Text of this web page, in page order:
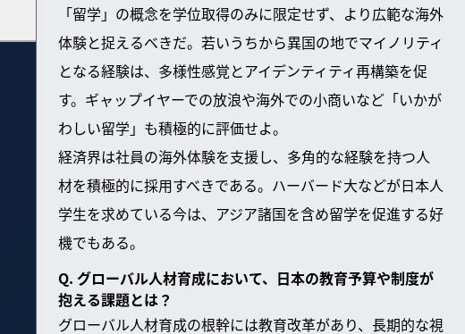
「留学」の概念を学位取得のみに限定せず、より広範な海外
体験と捉えるべきだ。若いうちから異国の地でマイノリティ
となる経験は、多様性感覚とアイデンティティ再構築を促
す。ギャップイヤーでの放浪や海外での小商いなど「いかが
わしい留学」も積極的に評価せよ。
経済界は社員の海外体験を支援し、多角的な経験を持つ人
材を積極的に採用すべきである。ハーバード大などが日本人
学生を求めている今は、アジア諸国を含め留学を促進する好
機でもある。
Q. グローバル人材育成において、日本の教育予算や制度が
抱える課題とは？
グローバル人材育成の根幹には教育改革があり、長期的な視